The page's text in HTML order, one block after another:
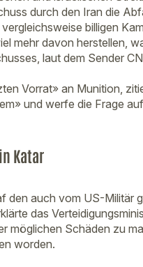
durch den Iran die
billigen
mehr davon herstellen,
laut dem Sender
Vorrat» an Munition,
und werfe die Frage
Katar
den auch vom US-Militär
das
möglichen Schäden zu
worden.